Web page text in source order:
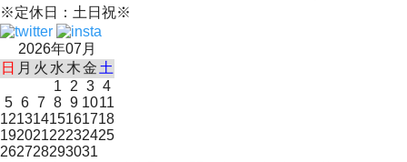
※定休日：土日祝※
2026年07月
日 月 火 水 木金 土
1
2 3 4
5 6 7 8 9 1011
12131415161718
19202122232425
262728293031